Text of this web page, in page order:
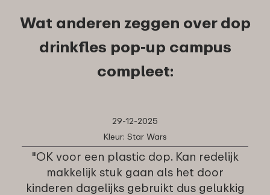
Wat anderen zeggen over dop
drinkfles pop-up campus
compleet:
29-12-2025
Kleur: Star Wars
"OK voor een plastic dop. Kan redelijk
makkelijk stuk gaan als het door
kinderen dagelijks gebruikt dus gelukkig